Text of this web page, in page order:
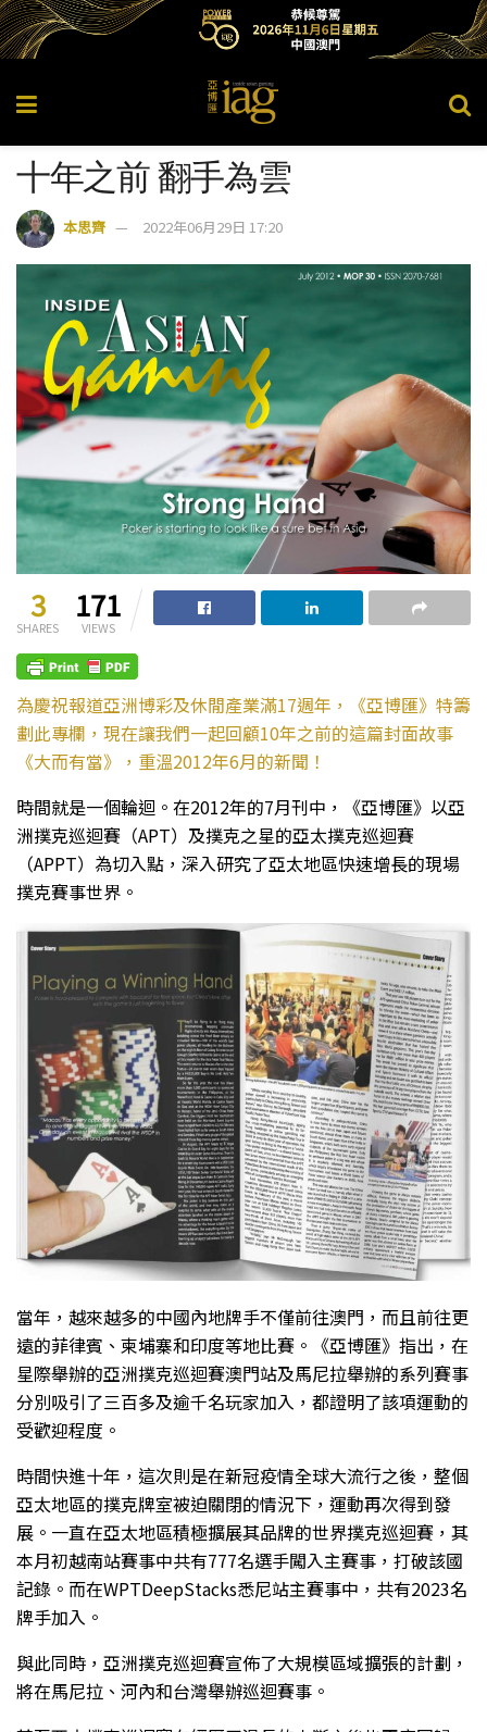
十年之前 翻手為雲
本思齊 2022年06月29日 17:20
3
SHARES
171
VIEWS
為慶祝報道亞洲博彩及休閒產業滿17週年，《亞博匯》特籌
劃此專欄，現在讓我們一起回顧10年之前的這篇封面故事
《大而有當》，重溫2012年6月的新聞！
時間就是一個輪迴。在2012年的7月刊中，《亞博匯》以亞
洲撲克巡迴賽（APT）及撲克之星的亞太撲克巡迴賽
（APPT）為切入點，深入研究了亞太地區快速增長的現場
撲克賽事世界。
當年，越來越多的中國內地牌手不僅前往澳門，而且前往更
遠的菲律賓、柬埔寨和印度等地比賽。《亞博匯》指出，在
星際舉辦的亞洲撲克巡迴賽澳門站及馬尼拉舉辦的系列賽事
分別吸引了三百多及逾千名玩家加入，都證明了該項運動的
受歡迎程度。
時間快進十年，這次則是在新冠疫情全球大流行之後，整個
亞太地區的撲克牌室被迫關閉的情況下，運動再次得到發
展。一直在亞太地區積極擴展其品牌的世界撲克巡迴賽，其
本月初越南站賽事中共有777名選手闖入主賽事，打破該國
記錄。而在WPTDeepStacks悉尼站主賽事中，共有2023名
牌手加入。
與此同時，亞洲撲克巡迴賽宣佈了大規模區域擴張的計劃，
將在馬尼拉、河內和台灣舉辦巡迴賽事。